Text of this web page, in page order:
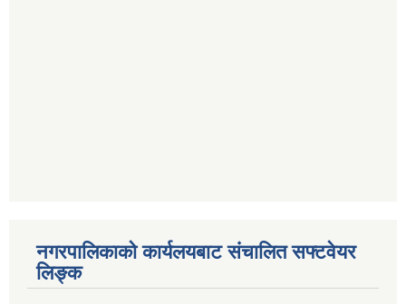
नगरपालिकाको कार्यलयबाट संचालित सफ्टवेयर
लिङ्क